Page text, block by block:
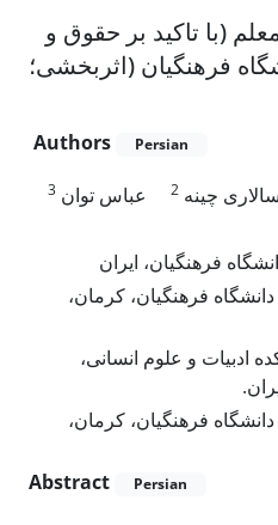
(با تاکید بر حقوق و
فرهنگیان (اثربخشی؛
Authors Persian
چینه 2 عباس توان 3
فرهنگیان، ایران
دانشگاه فرهنگیان، کرمان،
ادبیات و علوم انسانی،
دانشگاه فرهنگیان، کرمان،
Abstract
Persian